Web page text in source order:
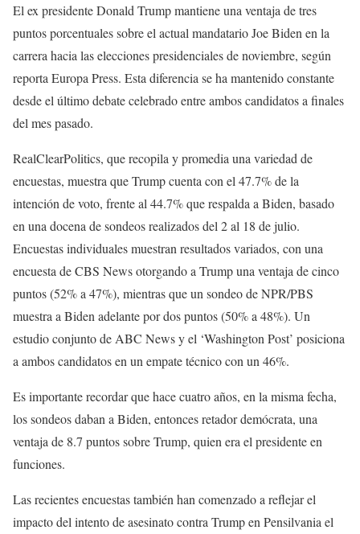
El ex presidente Donald Trump mantiene una ventaja de tres
puntos porcentuales sobre el actual mandatario Joe Biden en la
carrera hacia las elecciones presidenciales de noviembre, según
reporta Europa Press. Esta diferencia se ha mantenido constante
desde el último debate celebrado entre ambos candidatos a finales
del mes pasado.
RealClearPolitics, que recopila y promedia una variedad de
encuestas, muestra que Trump cuenta con el 47.7% de la
intención de voto, frente al 44.7% que respalda a Biden, basado
en una docena de sondeos realizados del 2 al 18 de julio.
Encuestas individuales muestran resultados variados, con una
encuesta de CBS News otorgando a Trump una ventaja de cinco
puntos (52% a 47%), mientras que un sondeo de NPR/PBS
muestra a Biden adelante por dos puntos (50% a 48%). Un
estudio conjunto de ABC News y el ‘Washington Post’ posiciona
a ambos candidatos en un empate técnico con un 46%.
Es importante recordar que hace cuatro años, en la misma fecha,
los sondeos daban a Biden, entonces retador demócrata, una
ventaja de 8.7 puntos sobre Trump, quien era el presidente en
funciones.
Las recientes encuestas también han comenzado a reflejar el
impacto del intento de asesinato contra Trump en Pensilvania el